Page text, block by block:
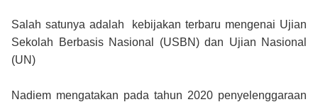
Salah satunya adalah kebijakan terbaru mengenai Ujian
Sekolah Berbasis Nasional (USBN) dan Ujian Nasional
(UN)
Nadiem mengatakan pada tahun 2020 penyelenggaraan